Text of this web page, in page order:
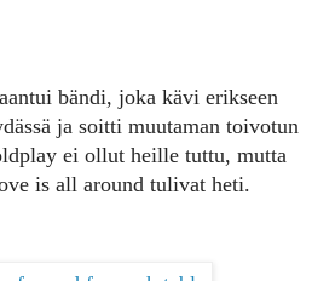
bändi, joka kävi erikseen
ja soitti muutaman toivotun
ei ollut heille tuttu, mutta
is all around tulivat heti.